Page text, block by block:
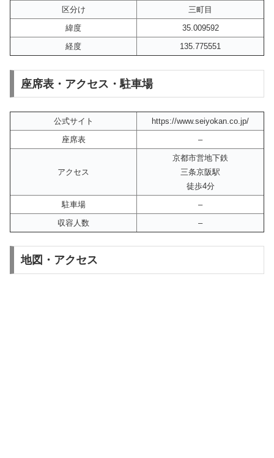
区分け
三町目
緯度
35.009592
経度
135.775551
座席表・アクセス・駐車場
公式サイト
https://www.seiyokan.co.jp/
座席表
–
アクセス
京都市営地下鉄
三条京阪駅
徒歩4分
駐車場
–
収容人数
–
地図・アクセス